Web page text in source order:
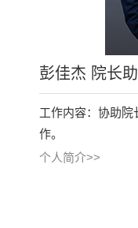
彭佳杰 院长
工作内容：协助院
作。
个人简介>>